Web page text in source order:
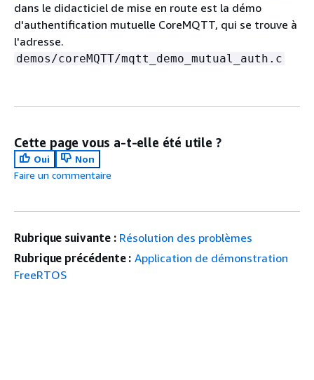
dans le didacticiel de mise en route est la démo
d'authentification mutuelle CoreMQTT, qui se trouve à
l'adresse.
demos/coreMQTT/mqtt_demo_mutual_auth.c
Cette page vous a-t-elle été utile ?
Oui
Non
Faire un commentaire
Rubrique suivante : Résolution des problèmes
Rubrique précédente : Application de démonstration
FreeRTOS